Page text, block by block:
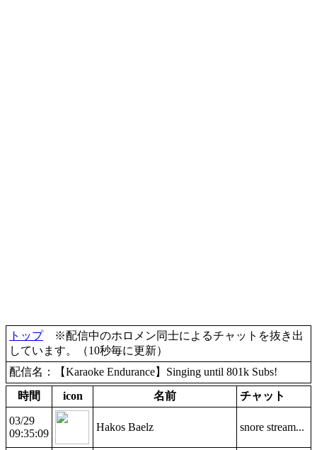
トップ※配信中のホロメン同士によるチャットを抜き出
しています。（10秒毎に更新）
配信名：【Karaoke Endurance】Singing until 801k Subs!
時間
icon 名前 チャット
03/29
09:35:09
Hakos Baelz snore stream...